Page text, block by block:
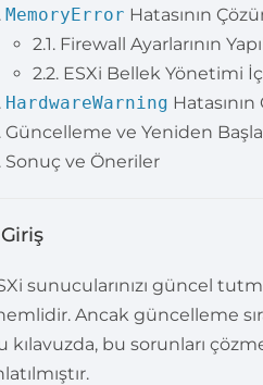
MemoryError Hatasının
2.1. Firewall Ayarlarının
2.2. ESXi Bellek Yönetimi
HardwareWarning
Güncelleme ve Yeniden
Sonuç ve Öneriler
Giriş
sunucularınızı güncel
Ancak güncelleme
kılavuzda, bu sorunları